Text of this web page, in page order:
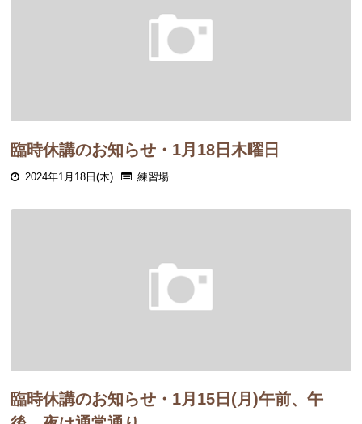
臨時休講のお知らせ・1月18日木曜日
2024年1月18日(木) 練習場
臨時休講のお知らせ・1月15日(月)午前、午